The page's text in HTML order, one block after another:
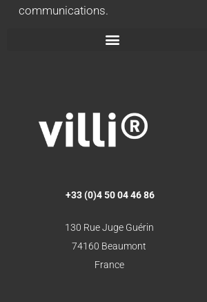
communications.
+33 (0)4 50 04 46 86
130 Rue Juge Guérin
74160 Beaumont
France